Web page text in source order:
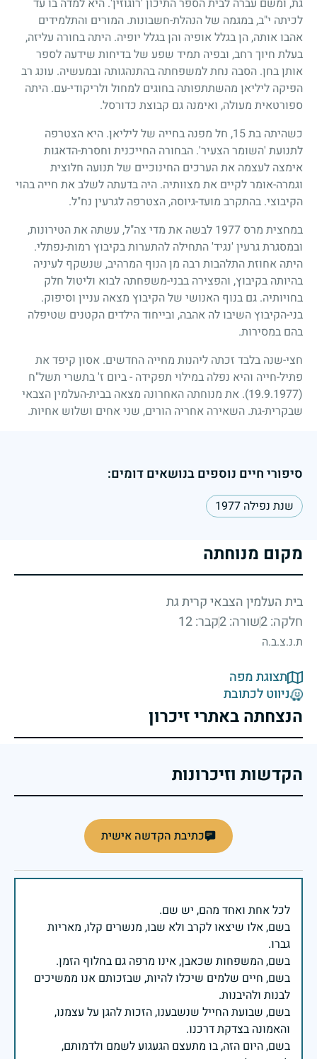
גת, ומשם עברה לבית הספר התיכון 'רוגוזין'. היא למדה בו עד
לכיתה י"ב, במגמה של הנהלת-חשבונות. המורים והתלמידים
אהבו אותה, הן בגלל אופיה והן בגלל יופיה. היתה בחורה עליזה,
בעלת חיוך רחב, ובפיה תמיד שפע של בדיחות שידעה לספר
אותן בחן. הסבה נחת למשפחתה בהתנהגותה ובמעשיה. עונג רב
הפיקה ליליאן מהשתתפותה בחוגים למחול ולריקודי-עם. היתה
ספורטאית מעולה, ואימנה גם קבוצת כדורסל.
כשהיתה בת15, חל מפנה בחייה של ליליאן. היא הצטרפה
לתנועת 'השומר הצעיר'. הבחורה החייכנית וחסרת-הדאגות
אימצה לעצמה את הערכים החינוכיים של תנועה חלוצית
וגמרה-אומר לקיים את מצוותיה. היה בדעתה לשלב את חייה בהוי
הקיבוצי. בהתקרב מועד-גיוסה, הצטרפה לגרעין נח"ל.
במחצית מרס 1977 לבשה את מדי צה"ל, עשתה את הטירונות,
ובמסגרת גרעין 'נגיד' התחילה להתערות בקיבוץ רמות-נפתלי.
היתה אחוזת התלהבות רבה מן הנוף המרהיב, שנשקף לעיניה
בהיותה בקיבוץ, והפצירה בבני-משפחתה לבוא וליטול חלק
בחויותיה. גם בנוף האנושי של הקיבוץ מצאה עניין וסיפוק.
בני-הקיבוץ השיבו לה אהבה, ובייחוד הילדים הקטנים שטיפלה
בהם במסירות.
חצי-שנה בלבד זכתה ליהנות מחייה החדשים. אסון קיפד את
פתיל-חייה והיא נפלה במילוי תפקידה - ביום ז' בתשרי תשל"ח
(19.9.1977)
. את מנוחתה האחרונה מצאה בבית-העלמין הצבאי
שבקרית-גת. השאירה אחריה הורים, שני אחים ושלוש אחיות.
סיפורי חיים נוספים בנושאים דומים:
שנת נפילה 1977
מקום מנוחתה
בית העלמין הצבאי קרית גת
חלקה: 2
שורה: 2 קבר: 12
ת.נ.צ.ב.ה
תצוגת מפה
ניווט לכתובת
הנצחתה באתרי זיכרון
הקדשות וזיכרונות
כתיבת הקדשה אישית
בשם, אלו שיצאו לקרב ולא שבו, מנשרים קלו, מאריות
בשם, חיים שלמים שיכלו להיות, שבזכותם אנו ממשיכים
בשם, שבועת החייל שנשבענו, הזכות להגן על עצמנו,
בשם, היום הזה, בו מתעצם הגעגוע לשמם ולדמותם,